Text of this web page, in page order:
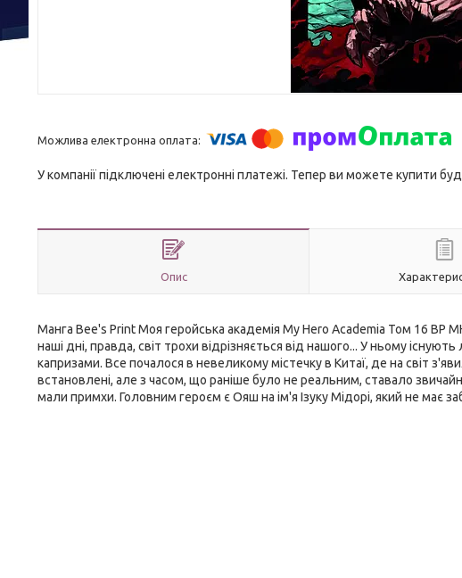
У компанії підключені електронні платежі. Тепер ви можете купити
Опис
Манга Bee's Print Моя геройська академія My Hero Academia Том 16 BP
наші дні, правда, світ трохи відрізняється від нашого... У ньому
капризами. Все почалося в невеликому містечку в Китаї, де на світ
встановлені, але з часом, що раніше було не реальним, ставало
мали примхи. Головним героєм є Ояш на ім'я Ізуку Мідорі, який не має